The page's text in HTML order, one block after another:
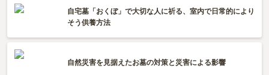
自宅墓「おくぼ」で大切な人に祈る、室内で日常的により
そう供養方法
自然災害を見据えたお墓の対策と災害による影響